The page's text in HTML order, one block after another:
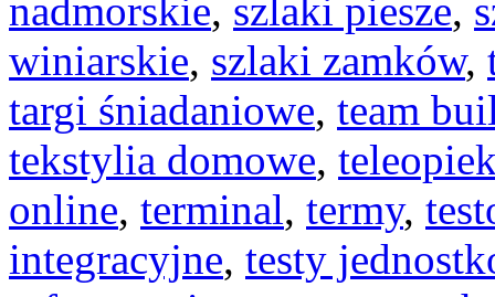
nadmorskie, szlaki piesze,
winiarskie, szlaki zamków,
targi śniadaniowe, team
tekstylia domowe,
online, terminal, termy,
integracyjne, testy